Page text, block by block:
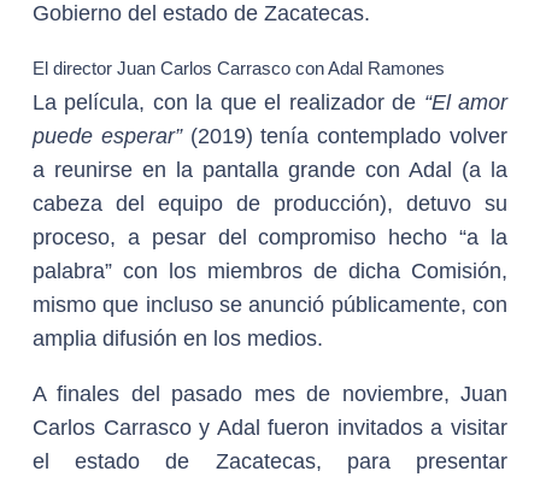
Gobierno del estado de Zacatecas.
El director Juan Carlos Carrasco con Adal Ramones
La película, con la que el realizador de “El amor
puede esperar”(2019) tenía contemplado volver
a reunirse en la pantalla grande con Adal (a la
cabeza del equipo de producción), detuvo su
proceso, a pesar del compromiso hecho “a la
palabra” con los miembros de dicha Comisión,
mismo que incluso se anunció públicamente, con
amplia difusión en los medios.
A finales del pasado mes de noviembre, Juan
Carlos Carrasco y Adal fueron invitados a visitar
el estado de Zacatecas, para presentar